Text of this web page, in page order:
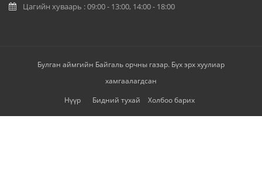
Цагийн хуваарь : 09:00 - 13:00, 14:00 - 18:00
Булган аймгийн Байгаль орчны газар. Бүх эрх хуулиар
хамгаалагдсан
Нүүр
Бидний тухай Холбоо барих